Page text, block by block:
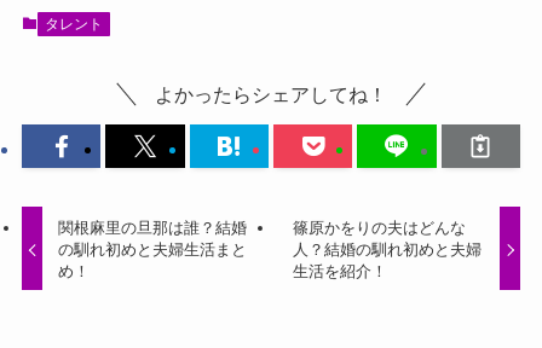
タレント
よかったらシェアしてね！
関根麻里の旦那は誰？結婚
の馴れ初めと夫婦生活まと
め！
篠原かをりの夫はどんな
人？結婚の馴れ初めと夫婦
生活を紹介！